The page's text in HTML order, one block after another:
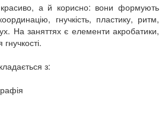
а й корисно: вони формують
гнучкість, пластику, ритм,
На заняттях є елементи акробатики,
з: